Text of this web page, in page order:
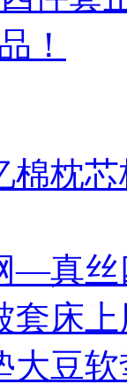
！
棉枕
—真丝
套床
大豆